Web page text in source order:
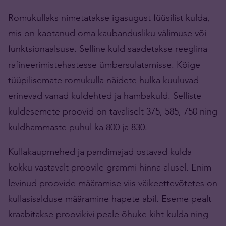
Romukullaks nimetatakse igasugust füüsilist kulda,
mis on kaotanud oma kaubandusliku välimuse või
funktsionaalsuse. Selline kuld saadetakse reeglina
rafineerimistehastesse ümbersulatamisse. Kõige
tüüpilisemate romukulla näidete hulka kuuluvad
erinevad vanad kuldehted ja hambakuld. Selliste
kuldesemete proovid on tavaliselt 375, 585, 750 ning
kuldhammaste puhul ka 800 ja 830.
Kullakaupmehed ja pandimajad ostavad kulda
kokku vastavalt proovile grammi hinna alusel. Enim
levinud proovide määramise viis väikeettevõtetes on
kullasisalduse määramine hapete abil. Eseme pealt
kraabitakse proovikivi peale õhuke kiht kulda ning